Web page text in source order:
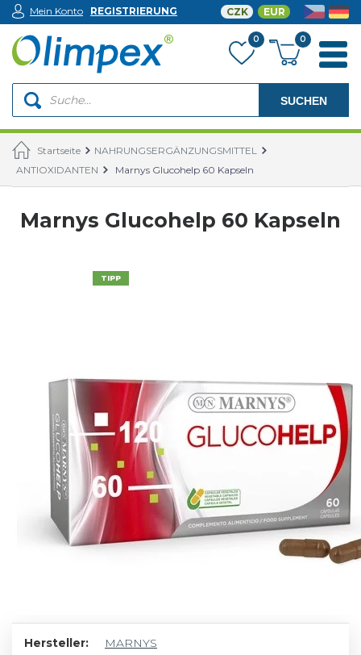
SUCHEN
Mein Konto REGISTRIERUNG
0
CZK EUR
0
Startseite
NAHRUNGSERGÄNZUNGSMITTEL
ANTIOXIDANTEN
Marnys Glucohelp 60 Kapseln
Marnys Glucohelp 60 Kapseln
TIPP
Hersteller:
MARNYS